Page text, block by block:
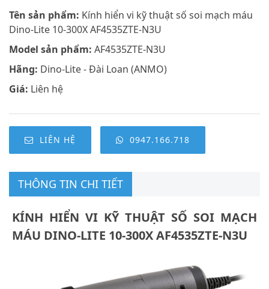
Tên sản phẩm: Kính hiển vi kỹ thuật số soi mạch máu
Dino-Lite 10-300X AF4535ZTE-N3U
Model sản phẩm: AF4535ZTE-N3U
Hãng: Dino-Lite - Đài Loan (ANMO)
Giá: Liên hệ
LIÊN HỆ 0947.166.718
THÔNG TIN CHI TIẾT
KÍNH HIỂN VI KỸ THUẬT SỐ SOI MẠCH
MÁU DINO-LITE 10-300X AF4535ZTE-N3U